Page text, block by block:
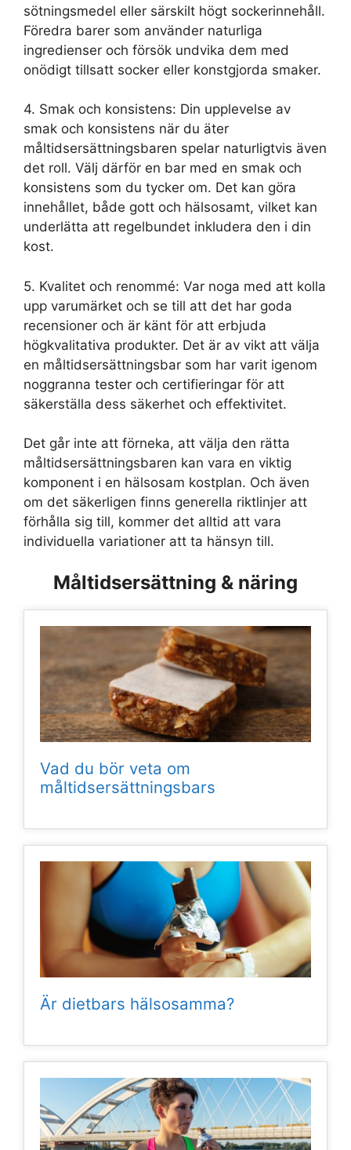
sötningsmedel eller särskilt högt sockerinnehåll.
Föredra barer som använder naturliga
ingredienser och försök undvika dem med
onödigt tillsatt socker eller konstgjorda smaker.
4. Smak och konsistens: Din upplevelse av
smak och konsistens när du äter
måltidsersättningsbaren spelar naturligtvis även
det roll. Välj därför en bar med en smak och
konsistens som du tycker om. Det kan göra
innehållet, både gott och hälsosamt, vilket kan
underlätta att regelbundet inkludera den i din
kost.
5. Kvalitet och renommé: Var noga med att kolla
upp varumärket och se till att det har goda
recensioner och är känt för att erbjuda
högkvalitativa produkter. Det är av vikt att välja
en måltidsersättningsbar som har varit igenom
noggranna tester och certifieringar för att
säkerställa dess säkerhet och effektivitet.
Det går inte att förneka, att välja den rätta
måltidsersättningsbaren kan vara en viktig
komponent i en hälsosam kostplan. Och även
om det säkerligen finns generella riktlinjer att
förhålla sig till, kommer det alltid att vara
individuella variationer att ta hänsyn till.
Måltidsersättning & näring
Vad du bör veta om
måltidsersättningsbars
Är dietbars hälsosamma?